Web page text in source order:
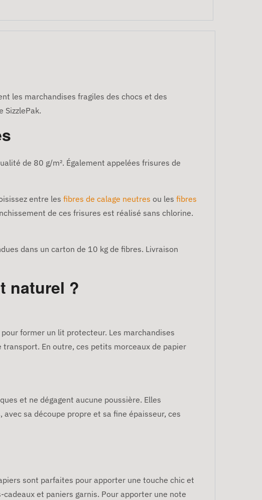
les marchandises fragiles des chocs et des
SizzlePak.
de 80 g/m². Également appelées frisures de
entre les fibres de calage neutres ou les fibres
de ces frisures est réalisé sans chlorine.
dans un carton de 10 kg de fibres. Livraison
naturel ?
pour former un lit protecteur. Les marchandises
En outre, ces petits morceaux de papier
et ne dégagent aucune poussière. Elles
sa découpe propre et sa fine épaisseur, ces
sont parfaites pour apporter une touche chic et
et paniers garnis. Pour apporter une note